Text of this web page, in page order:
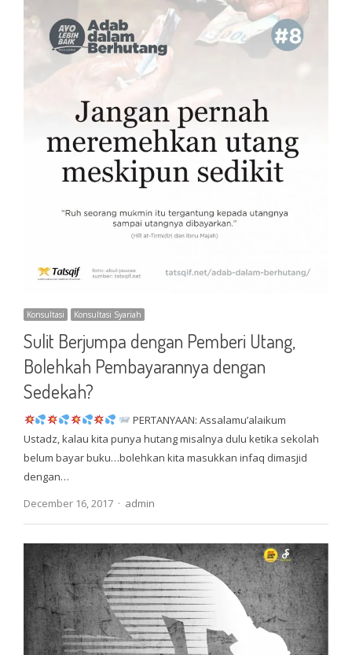
Konsultasi Konsultasi Syariah
Sulit Berjumpa dengan Pemberi Utang,
Bolehkah Pembayarannya dengan
Sedekah?
PERTANYAAN: Assalamu’alaikum
Ustadz, kalau kita punya hutang misalnya dulu ketika sekolah
belum bayar buku…bolehkan kita masukkan infaq dimasjid
dengan…
December 16, 2017
Author
admin